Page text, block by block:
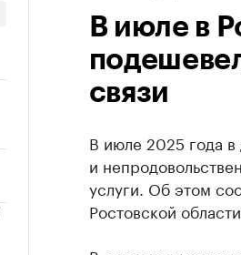
В июле в
связи
В июле 2025 года
и
услуги. Об этом
Ростовской области.